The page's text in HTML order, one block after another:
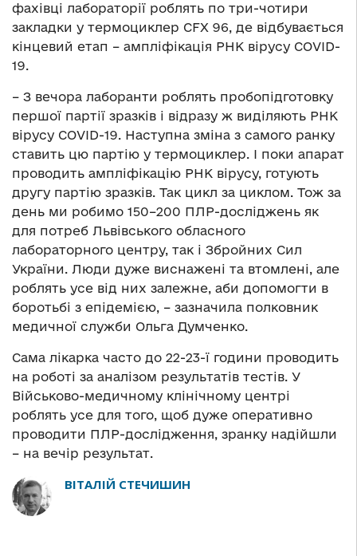
фахівці лабораторії роблять по три-чотири
закладки у термоциклер CFX 96, де відбувається
кінцевий етап – ампліфікація РНК вірусу COVID-
19.
– З вечора лаборанти роблять пробопідготовку
першої партії зразків і відразу ж виділяють РНК
вірусу COVID-19. Наступна зміна з самого ранку
ставить цю партію у термоциклер. І поки апарат
проводить ампліфікацію РНК вірусу, готують
другу партію зразків. Так цикл за циклом. Тож за
день ми робимо 150–200 ПЛР-досліджень як
для потреб Львівського обласного
лабораторного центру, так і Збройних Сил
України. Люди дуже виснажені та втомлені, але
роблять усе від них залежне, аби допомогти в
боротьбі з епідемією, – зазначила полковник
медичної служби Ольга Думченко.
Сама лікарка часто до 22-23-ї години проводить
на роботі за аналізом результатів тестів. У
Військово-медичному клінічному центрі
роблять усе для того, щоб дуже оперативно
проводити ПЛР-дослідження, зранку надійшли
– на вечір результат.
ВІТАЛІЙ СТЕЧИШИН